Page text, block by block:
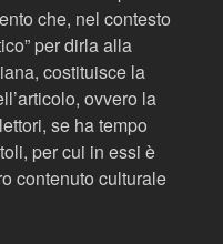
che, nel contesto
per dirla alla
costituisce la
ovvero la
se ha tempo
per cui in essi è
contenuto culturale